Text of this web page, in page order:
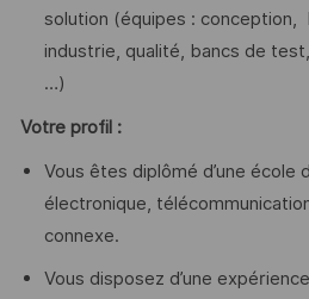
solution (équipes : conception,
industrie, qualité, bancs de
…)
Votre profil :
Vous êtes diplômé d’une école
électronique,
connexe.
Vous disposez d’une